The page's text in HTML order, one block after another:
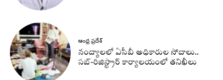
ఆంధ్ర ప్రదేశ్
నంద్యాలలో ఏసీబీ అధికారుల సోదాలు..
సబ్-రిజిస్ట్రార్ కార్యాలయంలో తనిఖీలు